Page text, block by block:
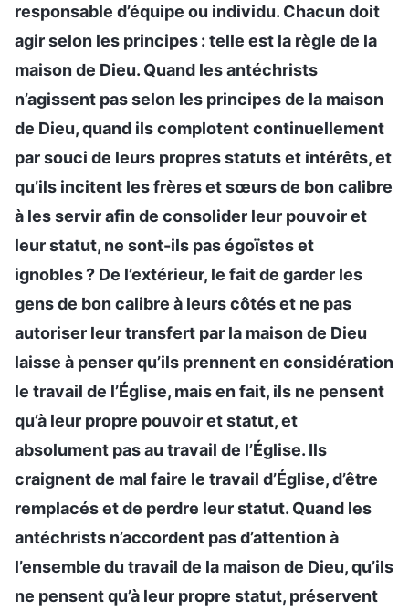
responsable d’équipe ou individu. Chacun doit
agir selon les principes : telle est la règle de la
maison de Dieu. Quand les antéchrists
n’agissent pas selon les principes de la maison
de Dieu, quand ils complotent continuellement
par souci de leurs propres statuts et intérêts, et
qu’ils incitent les frères et sœurs de bon calibre
à les servir afin de consolider leur pouvoir et
leur statut, ne sont-ils pas égoïstes et
ignobles ? De l’extérieur, le fait de garder les
gens de bon calibre à leurs côtés et ne pas
autoriser leur transfert par la maison de Dieu
laisse à penser qu’ils prennent en considération
le travail de l’Église, mais en fait, ils ne pensent
qu’à leur propre pouvoir et statut, et
absolument pas au travail de l’Église. Ils
craignent de mal faire le travail d’Église, d’être
remplacés et de perdre leur statut. Quand les
antéchrists n’accordent pas d’attention à
l’ensemble du travail de la maison de Dieu, qu’ils
ne pensent qu’à leur propre statut, préservent